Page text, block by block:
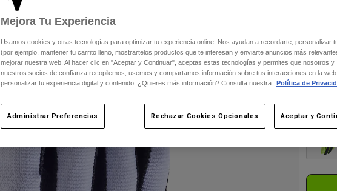
S
Color -
Mejora Tu Experiencia
Usamos cookies y otras tecnologías para optimizar tu experiencia online. Nos ayudan a recordarte, personalizar
(por ejemplo, mantener tu carrito lleno, mostrartelos productos que te interesan y enviarte anuncios más
mejorar nuestra web. Al hacer clic en "Aceptar y Continuar", aceptas estas tecnologías y permites que nosotros y
nuestros socios de confianza recopilemos, usemos y compartamos información sobre tus interacciones en la
personalizar tu experiencia digital y contenido. ¿Quieres más información? Consulta nuestra
Política de
Administrar Preferencias Rechazar Cookies Opcionales Aceptar y